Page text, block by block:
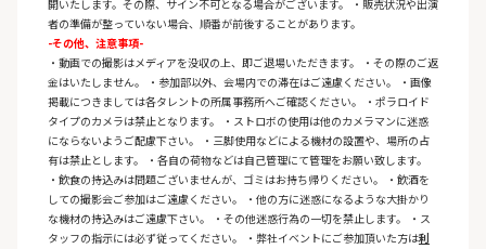
開いたします。その際、サイン不可となる場合がございます。 ・販売状況や出演
者の準備が整っていない場合、順番が前後することがあります。
-その他、注意事項-
・動画での撮影はメディアを没収の上、即ご退場いただきます。 ・その際のご返
金はいたしません。 ・参加部以外、会場内での滞在はご遠慮ください。 ・画像
掲載につきましては各タレントの所属事務所へご確認ください。 ・ポラロイド
タイプのカメラは禁止となります。 ・ストロボの使用は他のカメラマンに迷惑
にならないようご配慮下さい。 ・三脚使用などによる機材の設置や、場所の占
有は禁止とします。 ・各自の荷物などは自己管理にて管理をお願い致します。
・飲食の持込みは問題ございませんが、ゴミはお持ち帰りください。 ・飲酒を
しての撮影会ご参加はご遠慮ください。 ・他の方に迷惑になるような大掛かり
な機材の持込みはご遠慮下さい。 ・その他迷惑行為の一切を禁止します。 ・ス
タッフの指示には必ず従ってください。 ・弊社イベントにご参加頂いた方は利